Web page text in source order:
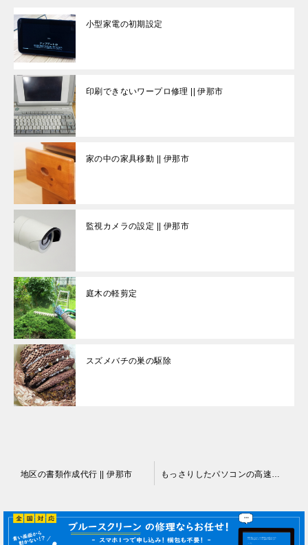
小型家電の初期設定
印刷できないワープロ修理 || 伊那市
家の中の家具移動 || 伊那市
監視カメラの設定 || 伊那市
庭木の軽剪定
スズメバチの巣の駆除
ナ
ビ
地区の書類作成代行 || 伊那市 もっさりしたパソコンの高速化 || 伊那市